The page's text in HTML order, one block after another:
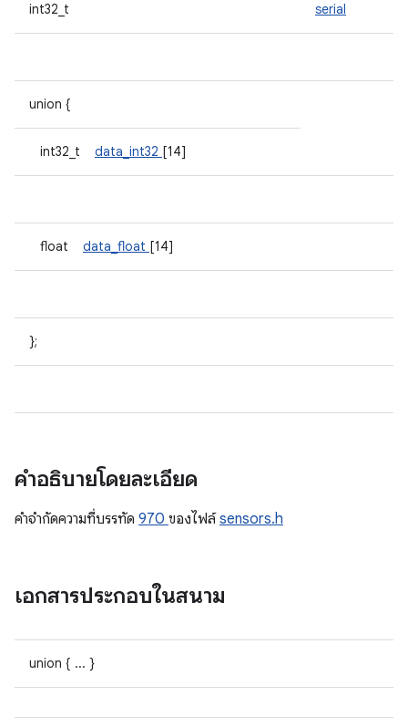
int32_t serial
union {
int32_t data_int32 [14]
float data_float [14]
};
คำอธิบายโดยละเอียด
คําจํากัดความที่บรรทัด 970 ของไฟล์sensors.h
เอกสารประกอบในสนาม
union { ... }